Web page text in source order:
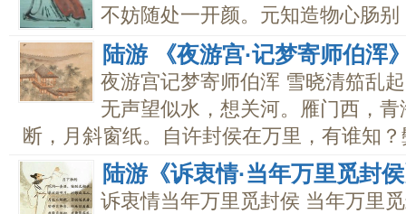
不妨随处一开颜。元知造物心肠别
陆游 《夜游宫·记梦寄师伯浑
夜游宫记梦寄师伯浑 雪晓清笳乱
无声望似水，想关河。雁门西，
断，月斜窗纸。自许封侯在万里，有谁知
陆游《诉衷情·当年万里觅封
诉衷情当年万里觅封侯 当年万里